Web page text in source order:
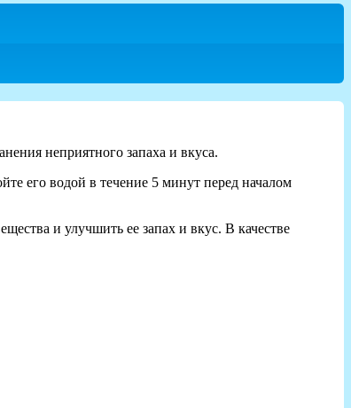
неприятного запаха и вкуса.
его водой в течение 5 минут перед началом
и улучшить ее запах и вкус. В качестве